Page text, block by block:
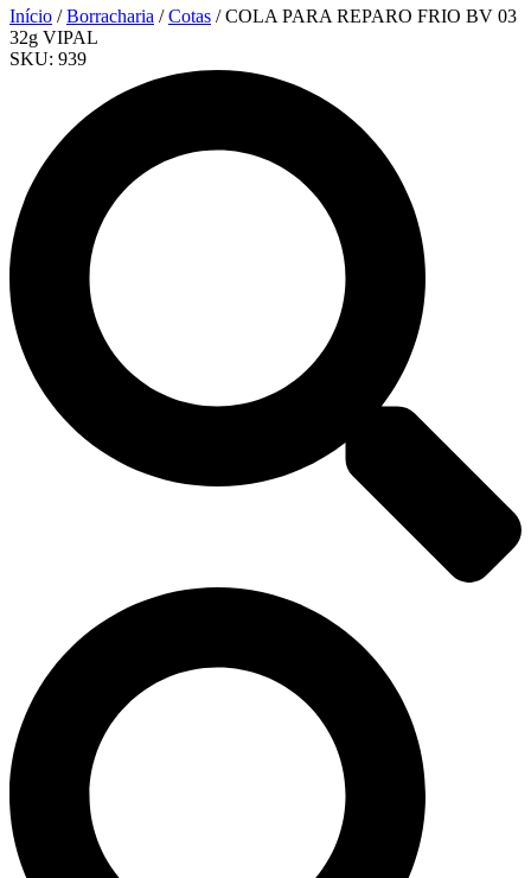
Início /Borracharia /Cotas / COLA PARA REPARO FRIO BV 03
32g VIPAL
SKU: 939